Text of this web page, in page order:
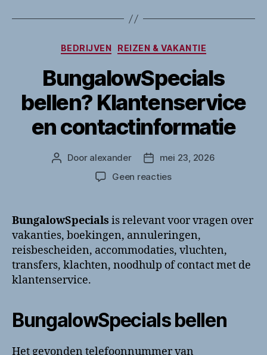
Categorieën
BEDRIJVEN REIZEN & VAKANTIE
BungalowSpecials
bellen? Klantenservice
en contactinformatie
Berichtauteur
Door alexander Berichtdatum
mei 23, 2026
Geen reactiesop
contactinformatie
BungalowSpecials is relevant voor vragen over
vakanties, boekingen, annuleringen,
reisbescheiden, accommodaties, vluchten,
transfers, klachten, noodhulp of contact met de
klantenservice.
BungalowSpecials bellen
Het gevonden telefoonnummer van